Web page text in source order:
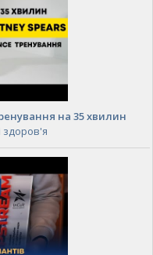
на 35 хвилин
здоров'я